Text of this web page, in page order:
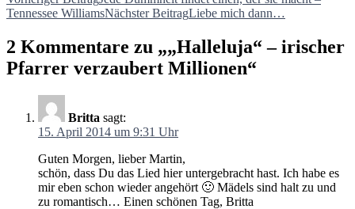
Tennessee WilliamsNächster BeitragLiebe mich dann…
2 Kommentare zu „„Halleluja“ – irischer
Pfarrer verzaubert Millionen“
Britta sagt:
15. April 2014 um 9:31 Uhr
Guten Morgen, lieber Martin,
schön, dass Du das Lied hier untergebracht hast. Ich habe es
mir eben schon wieder angehört 🙂 Mädels sind halt zu und
zu romantisch… Einen schönen Tag, Britta